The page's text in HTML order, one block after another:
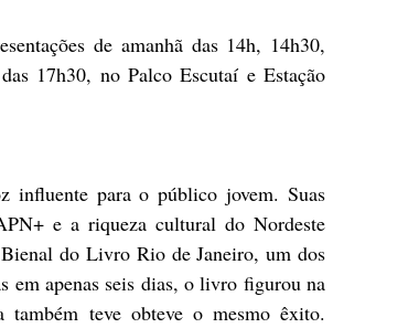
de amanhã das 14h, 14h30,
17h30, no Palco Escutaí e Estação
influente para o público jovem. Suas
e a riqueza cultural do Nordeste
do Livro Rio de Janeiro, um dos
em apenas seis dias, o livro figurou na
teve obteve o mesmo êxito.